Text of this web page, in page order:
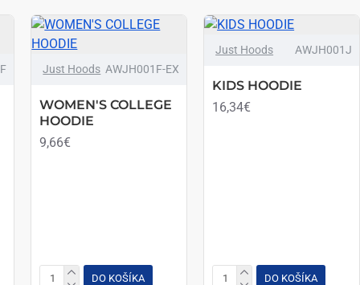
Just Hoods AWJH001F-EX
WOMEN'S COLLEGE
HOODIE
9,66€
DO KOŠÍKA
Just Hoods AWJH001J
KIDS HOODIE
16,34€
DO KOŠÍKA